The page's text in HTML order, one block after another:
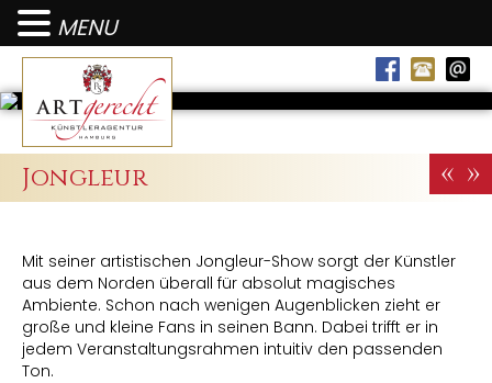
Jongleur « »
Mit seiner artistischen Jongleur-Show sorgt der Künstler
aus dem Norden überall für absolut magisches
Ambiente. Schon nach wenigen Augenblicken zieht er
große und kleine Fans in seinen Bann. Dabei trifft er in
jedem Veranstaltungsrahmen intuitiv den passenden
Ton.
MENU